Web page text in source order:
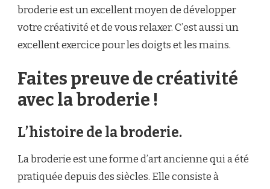
broderie est un excellent moyen de développer
votre créativité et de vous relaxer. C’est aussi un
excellent exercice pour les doigts et les mains.
Faites preuve de créativité
avec la broderie !
L’histoire de la broderie.
La broderie est une forme d’art ancienne qui a été
pratiquée depuis des siècles. Elle consiste à